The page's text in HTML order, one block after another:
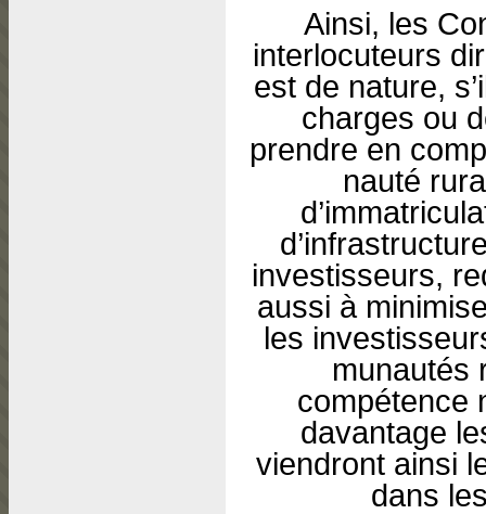
Ainsi, les
interlocuteurs
est de nature,
charges ou
prendre en
nauté
investisseurs,
aussi à
les
mu­nautés
compétence
davan­tage
viendront ainsi
dans